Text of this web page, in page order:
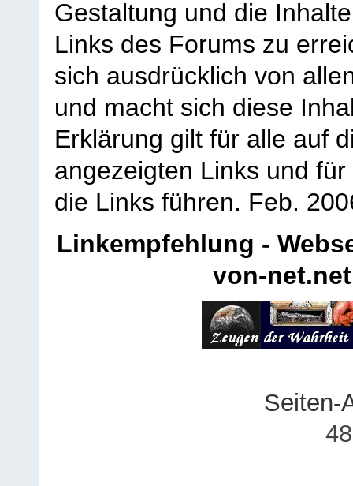
Gestaltung und die
Links des Forums zu
sich ausdrücklich von
und macht sich diese
Erklärung gilt für alle auf
angezeigten Links und
die Links führen. Feb.
Linkempfehlung -
von-net.net
Seiten-